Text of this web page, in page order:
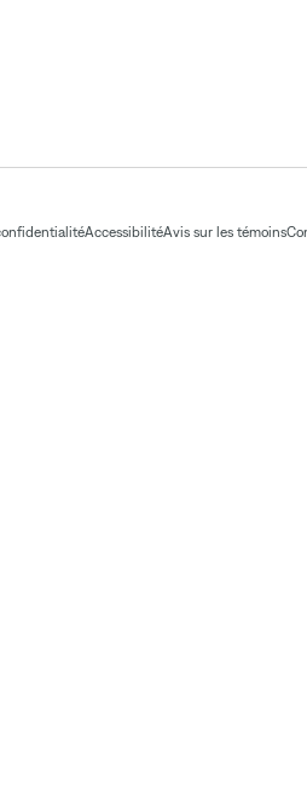
AccessibilitéAvis sur les témoins